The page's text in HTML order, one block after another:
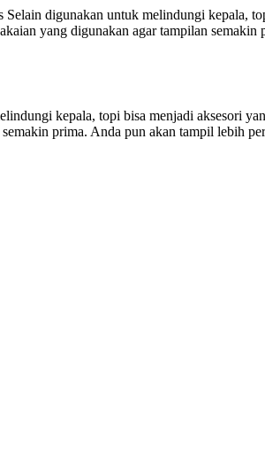
digunakan untuk melindungi kepala,
yang digunakan agar tampilan
kepala, topi bisa menjadi aksesori
prima. Anda pun akan tampil lebih